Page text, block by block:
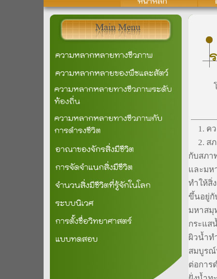
1. คว
2. สภ
กับสภา
และมห
ทำให้สิ่
ขึ้นอยู่กั
มหาสมุ
กระแส
ผิวน้ำท
สมบูรณ์
ต่อการ